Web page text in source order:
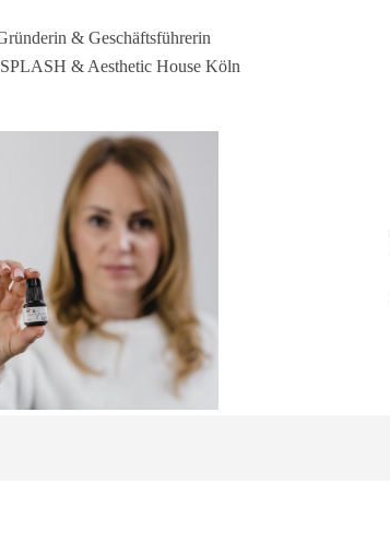
& Geschäftsführerin
& Aesthetic House Köln